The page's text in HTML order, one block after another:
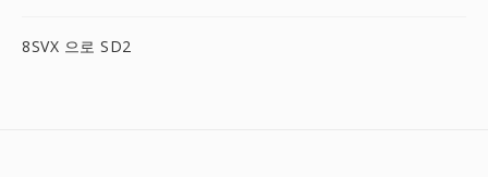
8SVX 으로 SD2